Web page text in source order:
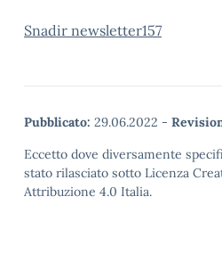
Snadir newsletter157
Pubblicato: 29.06.2022 -
Eccetto dove diversamente
stato rilasciato sotto Licenza
Attribuzione 4.0 Italia.